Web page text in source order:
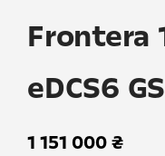
Frontera
eDCS6 GS
1 151 000 ₴